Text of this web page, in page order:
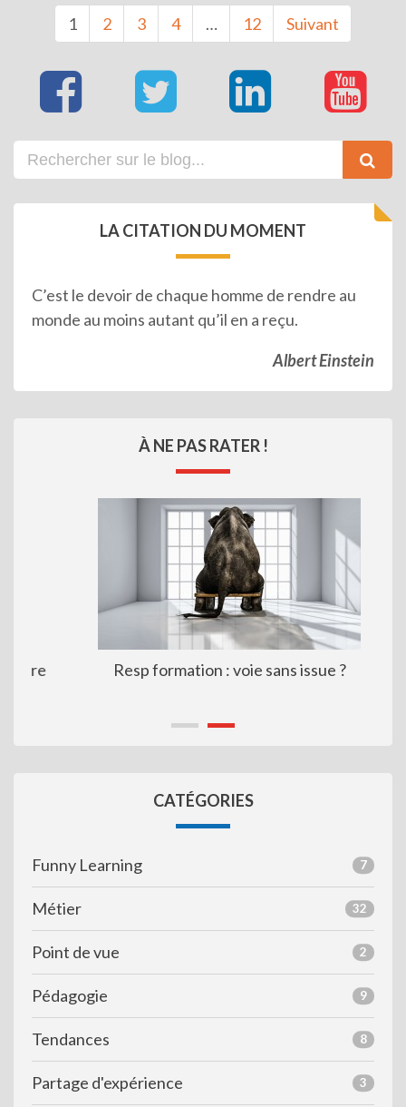
1 2 3 4 … 12 Suivant
LA CITATION DU MOMENT
C’est le devoir de chaque homme de rendre au
monde au moins autant qu’il en a reçu.
Albert Einstein
À NE PAS RATER !
Resp formation : voie sans issue ?
CATÉGORIES
Funny Learning 7
Métier 32
Point de vue 2
Pédagogie 9
Tendances 8
Partage d'expérience 3